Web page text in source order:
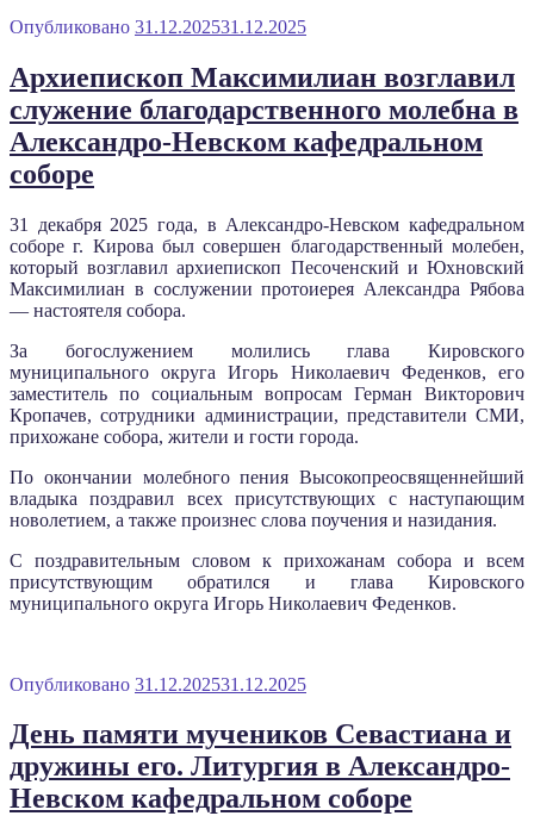
Опубликовано 31.12.202531.12.2025
Архиепископ Максимилиан возглавил
служение благодарственного молебна в
Александро-Невском кафедральном
соборе
31 декабря 2025 года, в Александро-Невском кафедральном
соборе г. Кирова был совершен благодарственный молебен,
который возглавил архиепископ Песоченский и Юхновский
Максимилиан в сослужении протоиерея Александра Рябова
— настоятеля собора.
За богослужением молились глава Кировского
муниципального округа Игорь Николаевич Феденков, его
заместитель по социальным вопросам Герман Викторович
Кропачев, сотрудники администрации, представители СМИ,
прихожане собора, жители и гости города.
По окончании молебного пения Высокопреосвященнейший
владыка поздравил всех присутствующих с наступающим
новолетием, а также произнес слова поучения и назидания.
С поздравительным словом к прихожанам собора и всем
присутствующим обратился и глава Кировского
муниципального округа Игорь Николаевич Феденков.
Опубликовано 31.12.202531.12.2025
День памяти мучеников Севастиана и
дружины его. Литургия в Александро-
Невском кафедральном соборе